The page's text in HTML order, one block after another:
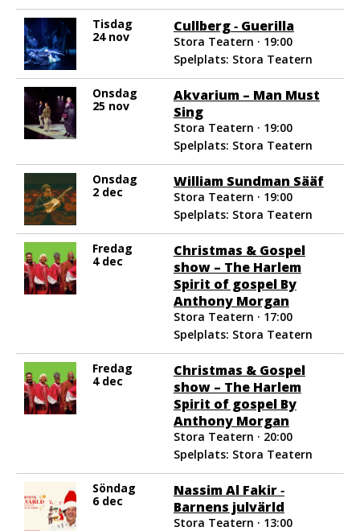
Tisdag
24 nov
Cullberg ‐ Guerilla
Stora Teatern · 19:00
Spelplats: Stora Teatern
Onsdag
25 nov
Akvarium – Man Must
Sing
Stora Teatern · 19:00
Spelplats: Stora Teatern
Onsdag
2 dec
William Sundman Sääf
Stora Teatern · 19:00
Spelplats: Stora Teatern
Fredag
4 dec
Christmas & Gospel
show – The Harlem
Spirit of gospel By
Anthony Morgan
Stora Teatern · 17:00
Spelplats: Stora Teatern
Fredag
4 dec
Christmas & Gospel
show – The Harlem
Spirit of gospel By
Anthony Morgan
Stora Teatern · 20:00
Spelplats: Stora Teatern
Söndag
6 dec
Nassim Al Fakir ‐
Barnens julvärld
Stora Teatern · 13:00